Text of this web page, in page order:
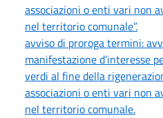
associazioni o enti vari non
nel territorio comunale”.
avviso di proroga termini:
manifestazione d'interesse
verdi al fine della
associazioni o enti vari non
nel territorio comunale.